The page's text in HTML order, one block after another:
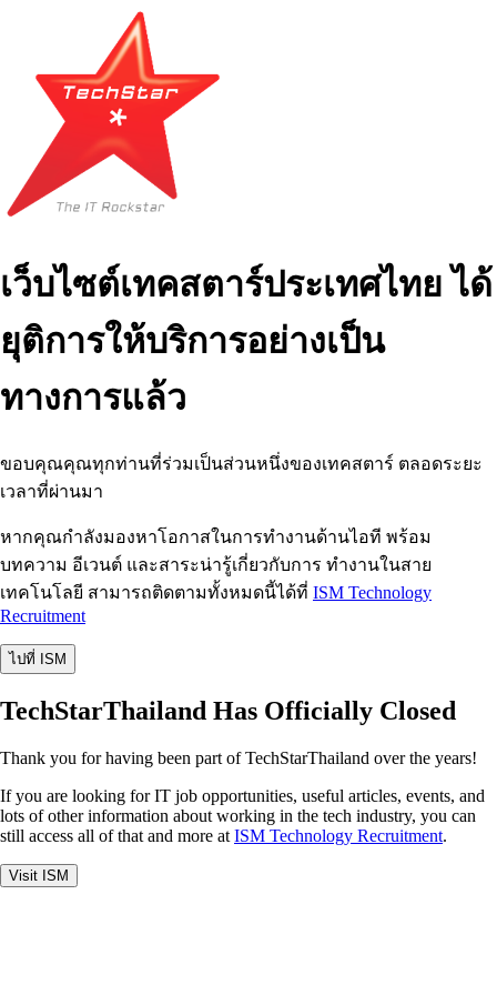
เว็บไซต์เทคสตาร์ประเทศไทย ได้
ยุติการให้บริการอย่างเป็น
ทางการแล้ว
ขอบคุณคุณทุกท่านที่ร่วมเป็นส่วนหนึ่งของเทคสตาร์ ตลอดระยะ
เวลาที่ผ่านมา
หากคุณกำลังมองหาโอกาสในการทำงานด้านไอที พร้อม
บทความ อีเวนต์ และสาระน่ารู้เกี่ยวกับการ ทำงานในสาย
เทคโนโลยี สามารถติดตามทั้งหมดนี้ได้ที่ ISM Technology
Recruitment
ไปที่ ISM
TechStarThailand Has Officially Closed
Thank you for having been part of TechStarThailand over the years!
If you are looking for IT job opportunities, useful articles, events, and
lots of other information about working in the tech industry, you can
still access all of that and more at ISM Technology Recruitment.
Visit ISM